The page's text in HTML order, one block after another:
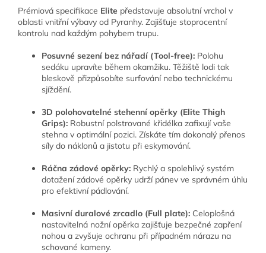
Prémiová specifikace Elite představuje absolutní vrchol v
oblasti vnitřní výbavy od Pyranhy. Zajišťuje stoprocentní
kontrolu nad každým pohybem trupu.
Posuvné sezení bez nářadí (Tool-free): Polohu
sedáku upravíte během okamžiku. Těžiště lodi tak
bleskově přizpůsobíte surfování nebo technickému
sjíždění.
3D polohovatelné stehenní opěrky (Elite Thigh
Grips): Robustní polstrované křidélka zafixují vaše
stehna v optimální pozici. Získáte tím dokonalý přenos
síly do náklonů a jistotu při eskymování.
Ráčna zádové opěrky: Rychlý a spolehlivý systém
dotažení zádové opěrky udrží pánev ve správném úhlu
pro efektivní pádlování.
Masivní duralové zrcadlo (Full plate): Celoplošná
nastavitelná nožní opěrka zajišťuje bezpečné zapření
nohou a zvyšuje ochranu při případném nárazu na
schované kameny.